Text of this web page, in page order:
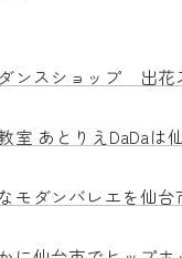
ンスショップ 出花
室 あとりえDaDaは
モダンバレエを仙台